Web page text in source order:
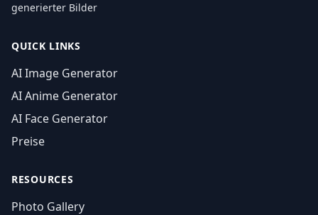
generierter Bilder
QUICK LINKS
AI Image Generator
AI Anime Generator
AI Face Generator
Preise
RESOURCES
Photo Gallery